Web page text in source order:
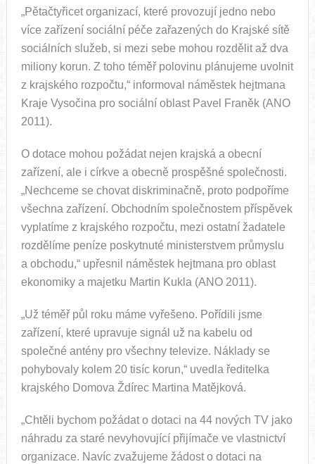
„Pětačtyřicet organizací, které provozují jedno nebo
více zařízení sociální péče zařazených do Krajské sítě
sociálních služeb, si mezi sebe mohou rozdělit až dva
miliony korun. Z toho téměř polovinu plánujeme uvolnit
z krajského rozpočtu,“ informoval náměstek hejtmana
Kraje Vysočina pro sociální oblast Pavel Franěk (ANO
2011).
O dotace mohou požádat nejen krajská a obecní
zařízení, ale i církve a obecně prospěšné společnosti.
„Nechceme se chovat diskriminačně, proto podpoříme
všechna zařízení. Obchodním společnostem příspěvek
vyplatíme z krajského rozpočtu, mezi ostatní žadatele
rozdělíme peníze poskytnuté ministerstvem průmyslu
a obchodu,“ upřesnil náměstek hejtmana pro oblast
ekonomiky a majetku Martin Kukla (ANO 2011).
„Už téměř půl roku máme vyřešeno. Pořídili jsme
zařízení, které upravuje signál už na kabelu od
společné antény pro všechny televize. Náklady se
pohybovaly kolem 20 tisíc korun,“ uvedla ředitelka
krajského Domova Ždírec Martina Matějková.
„Chtěli bychom požádat o dotaci na 44 nových TV jako
náhradu za staré nevyhovující přijímače ve vlastnictví
organizace. Navíc zvažujeme žádost o dotaci na